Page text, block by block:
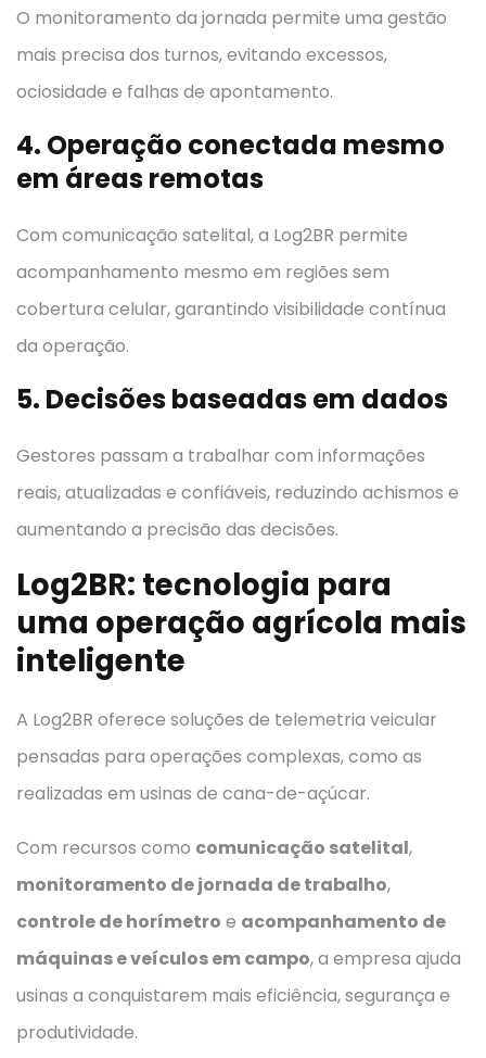
O monitoramento da jornada permite uma gestão
mais precisa dos turnos, evitando excessos,
ociosidade e falhas de apontamento.
4. Operação conectada mesmo
em áreas remotas
Com comunicação satelital, a Log2BR permite
acompanhamento mesmo em regiões sem
cobertura celular, garantindo visibilidade contínua
da operação.
5. Decisões baseadas em dados
Gestores passam a trabalhar com informações
reais, atualizadas e confiáveis, reduzindo achismos e
aumentando a precisão das decisões.
Log2BR: tecnologia para
uma operação agrícola mais
inteligente
A Log2BR oferece soluções de telemetria veicular
pensadas para operações complexas, como as
realizadas em usinas de cana-de-açúcar.
Com recursos como comunicação satelital,
monitoramento de jornada de trabalho,
controle de horímetro e acompanhamento de
máquinas e veículos em campo, a empresa ajuda
usinas a conquistarem mais eficiência, segurança e
produtividade.